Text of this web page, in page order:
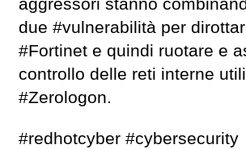
aggressori stanno
due #vulnerabilità per
#Fortinet e quindi ruotare e
controllo delle reti interne
#Zerologon.
#redhotcyber #cybersecurity